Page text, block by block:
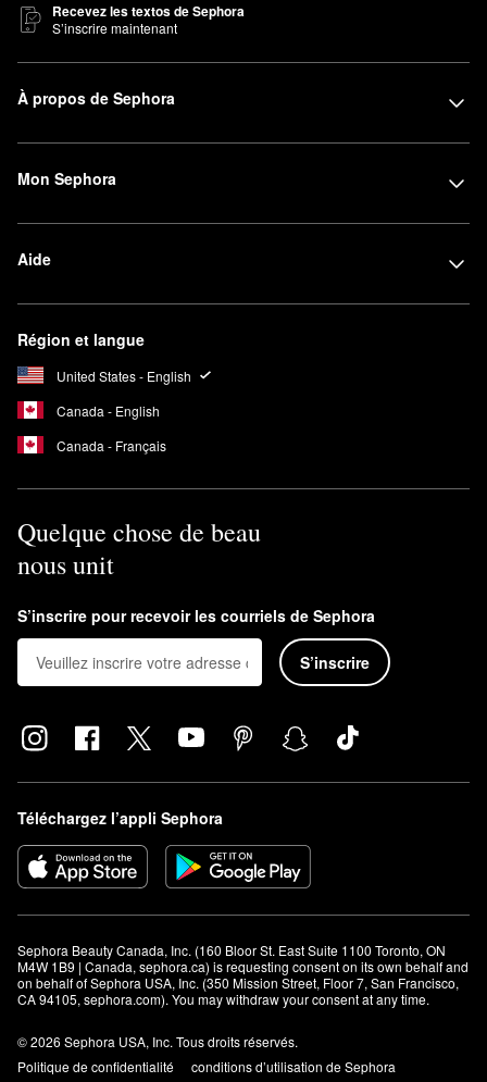
Recevez les textos de Sephora
S’inscrire maintenant
À propos de Sephora
Mon Sephora
Aide
Région et langue
United States - English
Canada - English
Canada - Français
Quelque chose de beau
nous unit
S’inscrire pour recevoir les courriels de Sephora
S’inscrire
Téléchargez l’appli Sephora
Sephora Beauty Canada, Inc. (160 Bloor St. East Suite 1100 Toronto, ON
M4W 1B9 | Canada, sephora.ca) is requesting consent on its own behalf and
on behalf of Sephora USA, Inc. (350 Mission Street, Floor 7, San Francisco,
CA 94105, sephora.com). You may withdraw your consent at any time.
© 2026 Sephora USA, Inc. Tous droits réservés.
Politique de confidentialité
conditions d’utilisation de Sephora